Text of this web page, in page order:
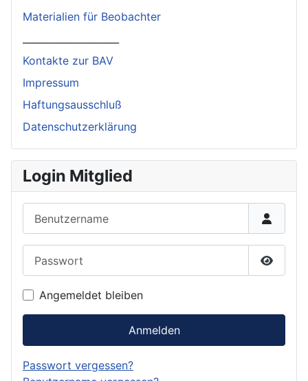
Materialien für Beobachter
Kontakte zur BAV
Impressum
Haftungsausschluß
Datenschutzerklärung
Login Mitglied
Angemeldet bleiben
Anmelden
Passwort vergessen?